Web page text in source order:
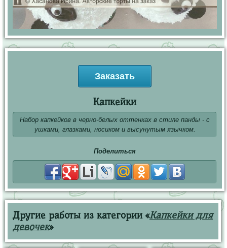
Заказать
Капкейки
Набор капкейков в черно-белых оттенках в стиле панды - с
ушками, глазками, носиком и высунутым язычком.
Поделиться
Другие работы из категории «Капкейки для
девочек»